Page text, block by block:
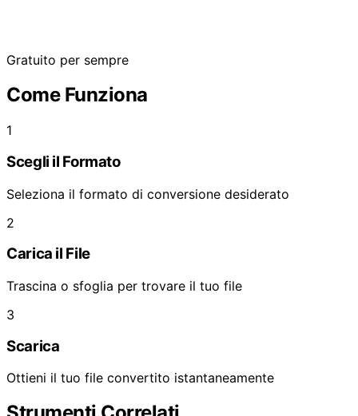
Gratuito per sempre
Come Funziona
1
Scegli il Formato
Seleziona il formato di conversione desiderato
2
Carica il File
Trascina o sfoglia per trovare il tuo file
3
Scarica
Ottieni il tuo file convertito istantaneamente